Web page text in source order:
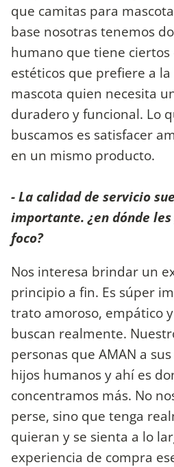
que camitas para
base nosotras tenemos
humano que tiene
estéticos que prefiere a
mascota quien necesita
duradero y funcional. Lo
buscamos es satisfacer
en un mismo producto.
- La calidad de servicio
importante. ¿en dónde
foco?
Nos interesa brindar un
principio a fin. Es súper
trato amoroso, empático
buscan realmente.
personas que AMAN a
hijos humanos y ahí es
concentramos más. No
perse, sino que tenga
quieran y se sienta a lo
experiencia de compra